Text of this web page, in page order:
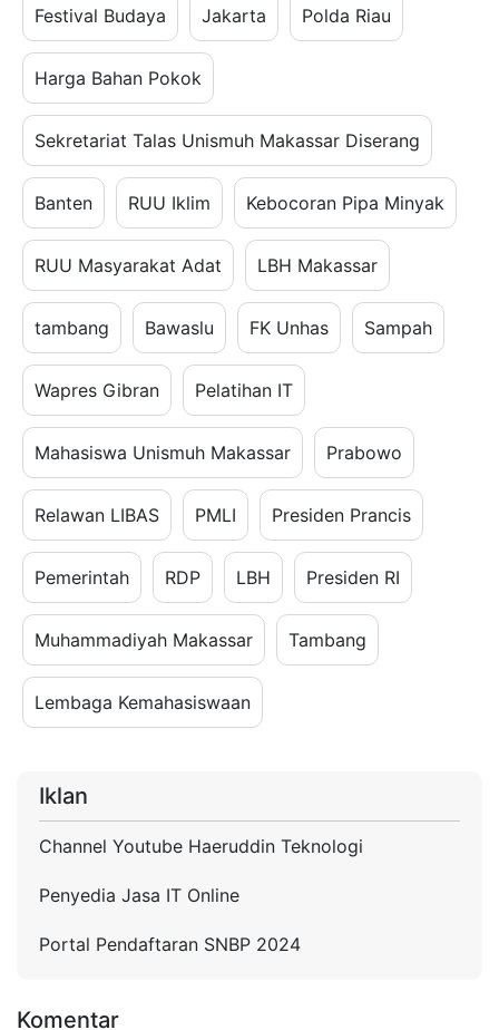
Festival Budaya Jakarta Polda Riau
Harga Bahan Pokok
Sekretariat Talas Unismuh Makassar Diserang
Banten RUU Iklim Kebocoran Pipa Minyak
RUU Masyarakat Adat LBH Makassar
tambang Bawaslu FK Unhas Sampah
Wapres Gibran Pelatihan IT
Mahasiswa Unismuh Makassar Prabowo
Relawan LIBAS PMLI Presiden Prancis
Pemerintah RDP LBH Presiden RI
Muhammadiyah Makassar Tambang
Lembaga Kemahasiswaan
Iklan
Channel Youtube Haeruddin Teknologi
Penyedia Jasa IT Online
Portal Pendaftaran SNBP 2024
Komentar